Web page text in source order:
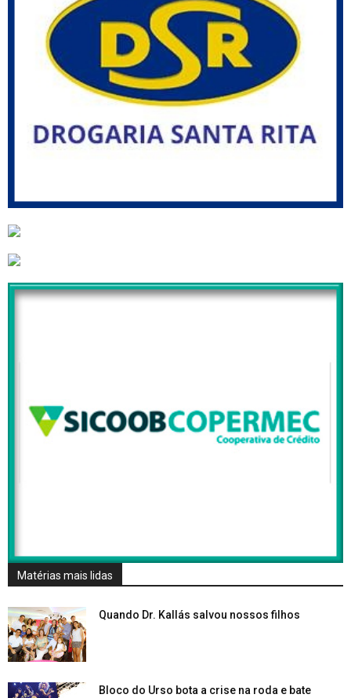
Matérias mais lidas
Quando Dr. Kallás salvou nossos filhos
Bloco do Urso bota a crise na roda e bate